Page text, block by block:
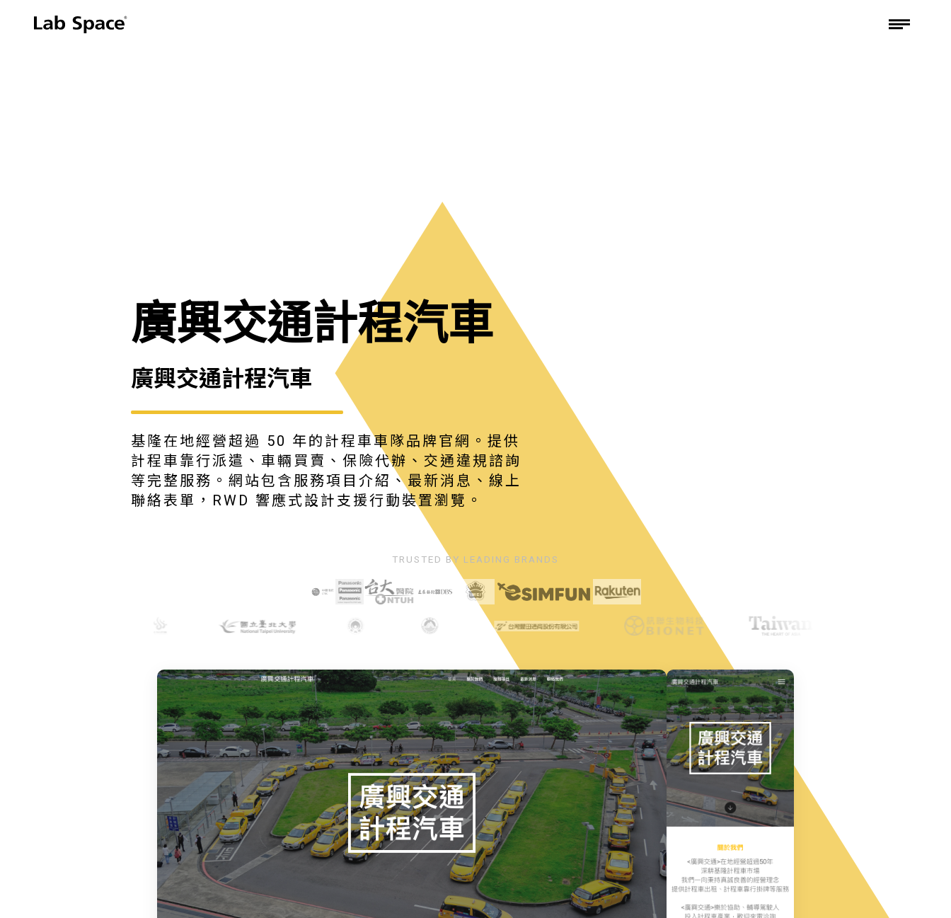
廣興交通計程汽車
廣興交通計程汽車
基隆在地經營超過 50 年的計程車車隊品牌官網。提供
計程車靠行派遣、車輛買賣、保險代辦、交通違規諮詢
等完整服務。網站包含服務項目介紹、最新消息、線上
聯絡表單，RWD 響應式設計支援行動裝置瀏覽。
TRUSTED BY LEADING BRANDS